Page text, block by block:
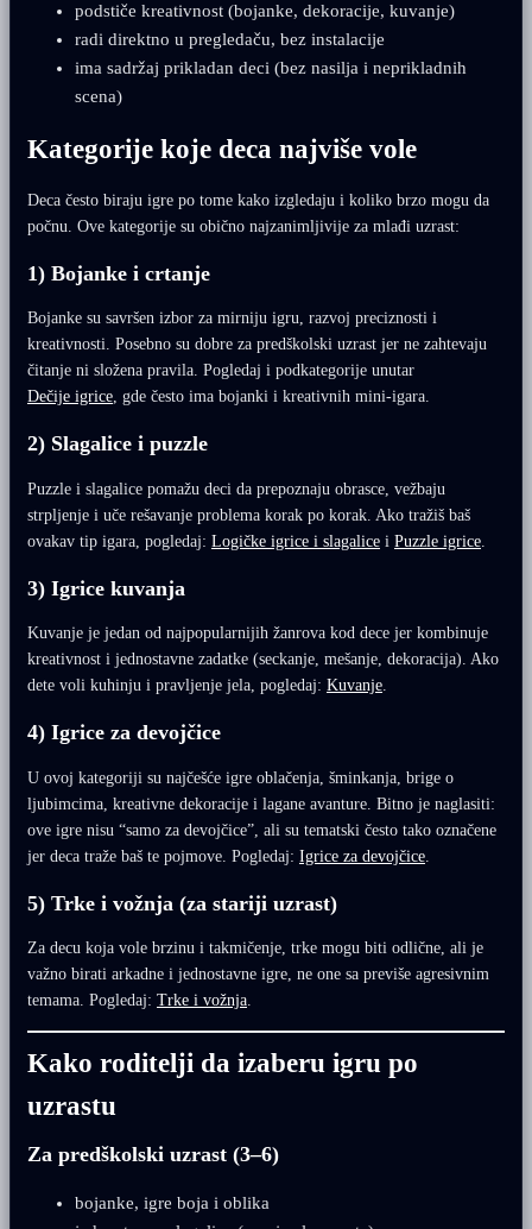
podstiče kreativnost (bojanke, dekoracije, kuvanje)
radi direktno u pregledaču, bez instalacije
ima sadržaj prikladan deci (bez nasilja i neprikladnih
scena)
Kategorije koje deca najviše vole
Deca često biraju igre po tome kako izgledaju i koliko brzo mogu da
počnu. Ove kategorije su obično najzanimljivije za mlađi uzrast:
1) Bojanke i crtanje
Bojanke su savršen izbor za mirniju igru, razvoj preciznosti i
kreativnosti. Posebno su dobre za predškolski uzrast jer ne zahtevaju
čitanje ni složena pravila. Pogledaj i podkategorije unutar
Dečije igrice, gde često ima bojanki i kreativnih mini-igara.
2) Slagalice i puzzle
Puzzle i slagalice pomažu deci da prepoznaju obrasce, vežbaju
strpljenje i uče rešavanje problema korak po korak. Ako tražiš baš
ovakav tip igara, pogledaj: Logičke igrice i slagalice i Puzzle igrice
3) Igrice kuvanja
Kuvanje je jedan od najpopularnijih žanrova kod dece jer kombinuje
kreativnost i jednostavne zadatke (seckanje, mešanje, dekoracija). Ako
dete voli kuhinju i pravljenje jela, pogledaj: Kuvanje.
4) Igrice za devojčice
U ovoj kategoriji su najčešće igre oblačenja, šminkanja, brige o
ljubimcima, kreativne dekoracije i lagane avanture. Bitno je naglasiti:
ove igre nisu “samo za devojčice”, ali su tematski često tako označene
jer deca traže baš te pojmove. Pogledaj: Igrice za devojčice
5) Trke i vožnja (za stariji uzrast)
Za decu koja vole brzinu i takmičenje, trke mogu biti odlične, ali je
važno birati arkadne i jednostavne igre, ne one sa previše agresivnim
temama. Pogledaj: Trke i vožnja.
Kako roditelji da izaberu igru po
uzrastu
Za predškolski uzrast (3–6)
bojanke, igre boja i oblika